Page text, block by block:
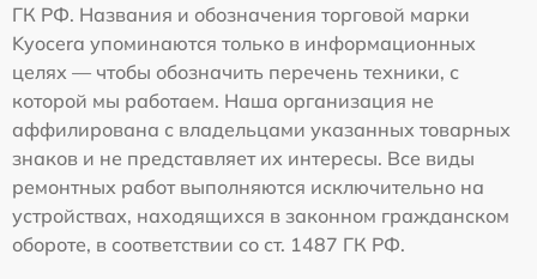
ГК РФ. Названия и обозначения торговой марки
Kyocera упоминаются только в информационных
целях — чтобы обозначить перечень техники, с
которой мы работаем. Наша организация не
аффилирована с владельцами указанных товарных
знаков и не представляет их интересы. Все виды
ремонтных работ выполняются исключительно на
устройствах, находящихся в законном гражданском
обороте, в соответствии со ст. 1487 ГК РФ.